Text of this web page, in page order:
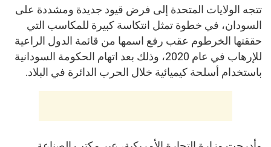
تتجه الولايات المتحدة إلى فرض قيود جديدة ومشددة على
السودان، في خطوة تمثل انتكاسة كبيرة للمكاسب التي
حققتها الخرطوم عقب رفع اسمها من قائمة الدول الراعية
للإرهاب في عام 2020، وذلك بعد اتهام الحكومة السودانية
باستخدام أسلحة كيميائية خلال الحرب الدائرة في البلاد.